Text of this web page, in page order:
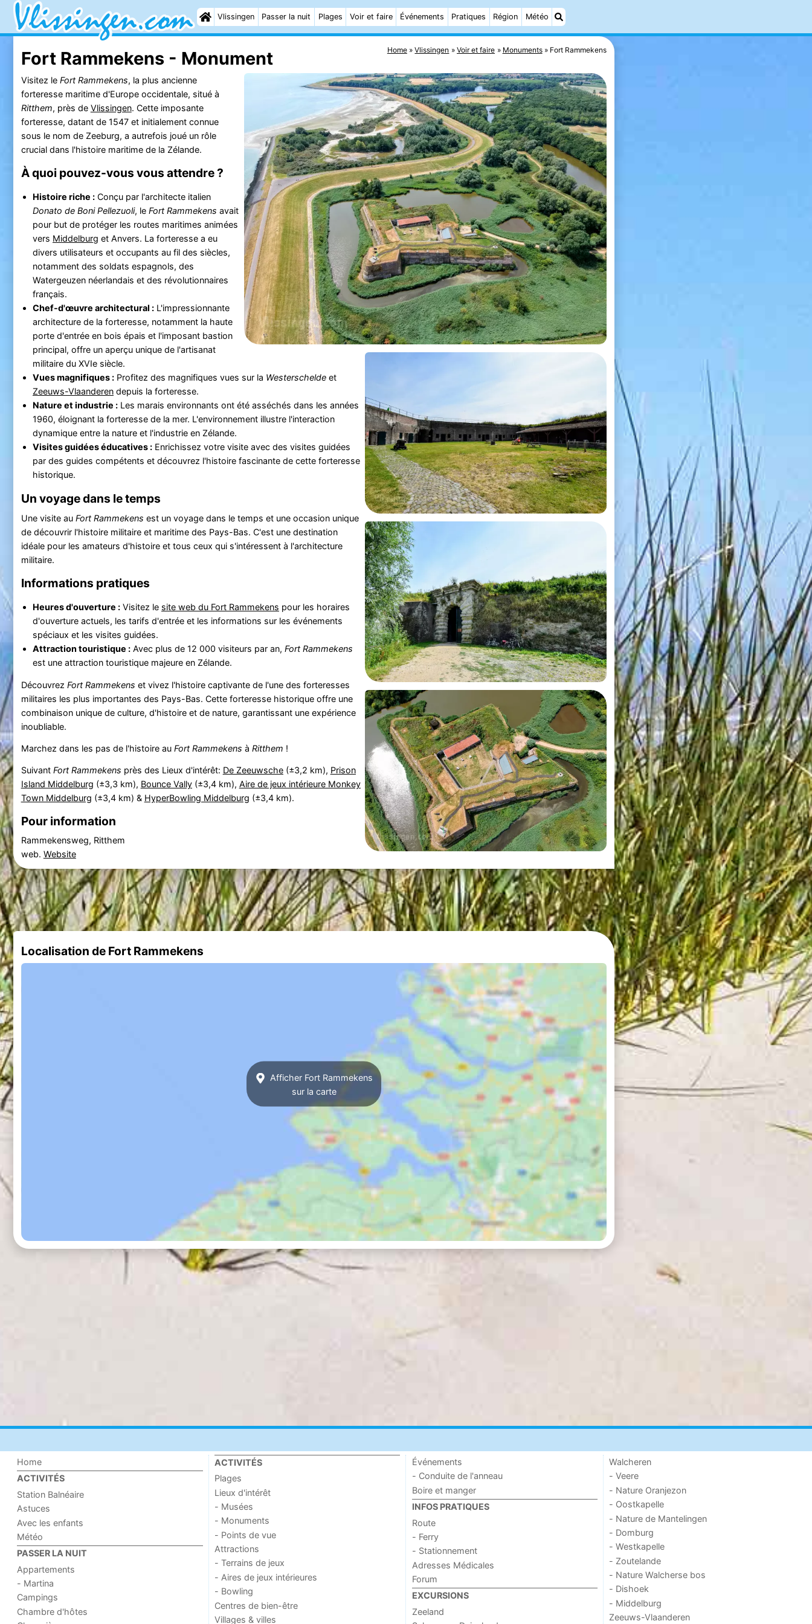
Vlissingen Passer la nuit Plages Voir et faire Événements Pratiques Région Météo
Home Vlissingen Voir et faire Monuments Fort Rammekens
Fort Rammekens - Monument
Visitez le Fort Rammekens, la plus ancienne
forteresse maritime d'Europe occidentale, situé à
Ritthem, près de Vlissingen. Cette imposante
forteresse, datant de 1547 et initialement connue
sous le nom de Zeeburg, a autrefois joué un rôle
crucial dans l'histoire maritime de la Zélande.
À quoi pouvez-vous vous attendre ?
Histoire riche :Conçu par l'architecte italien
Donato de Boni Pellezuoli, le Fort Rammekens avait
pour but de protéger les routes maritimes animées
vers Middelburg et Anvers. La forteresse a eu
divers utilisateurs et occupants au fil des siècles,
notamment des soldats espagnols, des
Watergeuzen néerlandais et des révolutionnaires
français.
Chef-d'œuvre architectural :L'impressionnante
architecture de la forteresse, notamment la haute
porte d'entrée en bois épais et l'imposant bastion
principal, offre un aperçu unique de l'artisanat
militaire du XVIe siècle.
Vues magnifiques :Profitez des magnifiques vues sur la Westerscheldeet
Zeeuws-Vlaanderendepuis la forteresse.
Nature et industrie :Les marais environnants ont été asséchés dans les années
1960, éloignant la forteresse de la mer. L'environnement illustre l'interaction
dynamique entre la nature et l'industrie en Zélande.
Visites guidées éducatives :Enrichissez votre visite avec des visites guidées
par des guides compétents et découvrez l'histoire fascinante de cette forteresse
historique.
Un voyage dans le temps
Une visite au Fort Rammekens est un voyage dans le temps et une occasion unique
de découvrir l'histoire militaire et maritime des Pays-Bas. C'est une destination
idéale pour les amateurs d'histoire et tous ceux qui s'intéressent à l'architecture
militaire.
Informations pratiques
Heures d'ouverture :Visitez le site web du Fort Rammekens pour les horaires
d'ouverture actuels, les tarifs d'entrée et les informations sur les événements
spéciaux et les visites guidées.
Attraction touristique :Avec plus de 12 000 visiteurs par an, Fort Rammekens
est une attraction touristique majeure en Zélande.
Découvrez Fort Rammekens et vivez l'histoire captivante de l'une des forteresses
militaires les plus importantes des Pays-Bas. Cette forteresse historique offre une
combinaison unique de culture, d'histoire et de nature, garantissant une expérience
inoubliable.
Marchez dans les pas de l'histoire au Fort Rammekens à Ritthem !
Suivant Fort Rammekens près des Lieux d'intérêt: De Zeeuwsche(±3,2 km), Prison
Island Middelburg (±3,3 km), Bounce Vally(±3,4 km), Aire de jeux intérieure Monkey
Town Middelburg (±3,4 km) & HyperBowling Middelburg (±3,4 km).
Pour information
Rammekensweg, Ritthem
web. Website
Localisation de Fort Rammekens
Afficher Fort Rammekens
sur la carte
Home
ACTIVITÉS
Station Balnéaire
Astuces
Avec les enfants
Météo
PASSER LA NUIT
Appartements
- Martina
Campings
Chambre d'hôtes
ACTIVITÉS
Plages
Lieux d'intérêt
- Musées
- Monuments
- Points de vue
Attractions
- Terrains de jeux
- Aires de jeux intérieures
- Bowling
Centres de bien-être
Villages & villes
Événements
- Conduite de l'anneau
Boire et manger
INFOS PRATIQUES
Route
- Ferry
- Stationnement
Adresses Médicales
Forum
EXCURSIONS
Zeeland
Walcheren
- Veere
- Nature Oranjezon
- Oostkapelle
- Nature de Mantelingen
- Domburg
- Westkapelle
- Zoutelande
- Nature Walcherse bos
- Dishoek
- Middelburg
Zeeuws-Vlaanderen